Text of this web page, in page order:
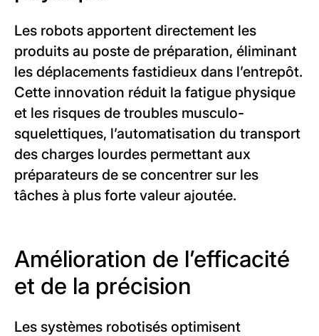
Les robots apportent directement les
produits au poste de préparation, éliminant
les déplacements fastidieux dans l’entrepôt.
Cette innovation réduit la fatigue physique
et les risques de troubles musculo-
squelettiques, l’automatisation du transport
des charges lourdes permettant aux
préparateurs de se concentrer sur les
tâches à plus forte valeur ajoutée.
Amélioration de l’efficacité
et de la précision
Les systèmes robotisés optimisent